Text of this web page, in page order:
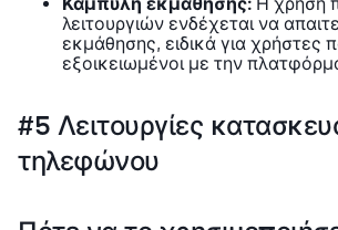
λειτουργιών ενδέχεται να
εκμάθησης, ειδικά για χρήστες
εξοικειωμένοι με την
#5 Λειτουργίες
τηλεφώνου